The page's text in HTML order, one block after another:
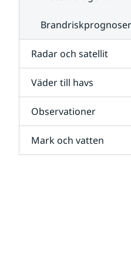
Brandriskprognoser
Radar och satellit
Väder till havs
Observationer
Mark och vatten